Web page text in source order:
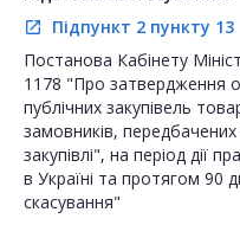
open_in_new
Підпункт 2 пункту 13
Постанова Кабінету
1178 "Про затвердження
публічних закупівель
замовників,
закупівлі", на період дії
в Україні та протягом 90
скасування"